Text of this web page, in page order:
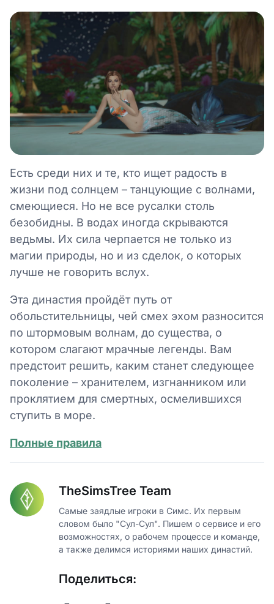
Есть среди них и те, кто ищет радость в
жизни под солнцем – танцующие с волнами,
смеющиеся. Но не все русалки столь
безобидны. В водах иногда скрываются
ведьмы. Их сила черпается не только из
магии природы, но и из сделок, о которых
лучше не говорить вслух.
Эта династия пройдёт путь от
обольстительницы, чей смех эхом разносится
по штормовым волнам, до существа, о
котором слагают мрачные легенды. Вам
предстоит решить, каким станет следующее
поколение – хранителем, изгнанником или
проклятием для смертных, осмелившихся
ступить в море.
Полные правила
TheSimsTree Team
Самые заядлые игроки в Симс. Их первым
словом было "Сул-Сул". Пишем о сервисе и его
возможностях, о рабочем процессе и команде,
а также делимся историями наших династий.
Поделиться: